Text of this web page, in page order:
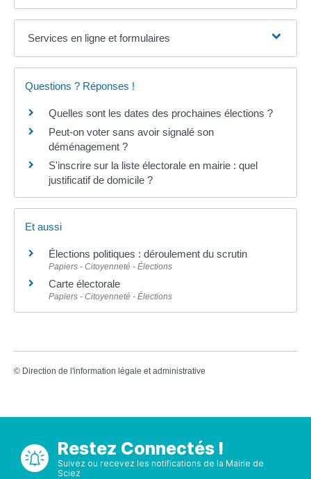
Services en ligne et formulaires
Questions ? Réponses !
Quelles sont les dates des prochaines élections ?
Peut-on voter sans avoir signalé son
déménagement ?
S'inscrire sur la liste électorale en mairie : quel
justificatif de domicile ?
Et aussi
Élections politiques : déroulement du scrutin
Papiers - Citoyenneté - Élections
Carte électorale
Papiers - Citoyenneté - Élections
© Direction de l'information légale et administrative
Restez Connectés !
Suivez ou recevez les notifications de la Mairie de
Sciez